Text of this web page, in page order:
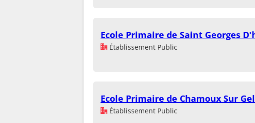
Ecole Primaire de Saint Georges
Établissement Public
Ecole Primaire de Chamoux Sur
Établissement Public